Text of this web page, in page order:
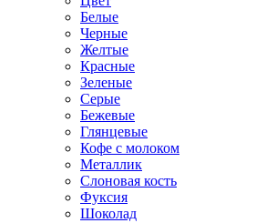
Белые
Черные
Желтые
Красные
Зеленые
Серые
Бежевые
Глянцевые
Кофе с молоком
Металлик
Слоновая кость
Фуксия
Шоколад